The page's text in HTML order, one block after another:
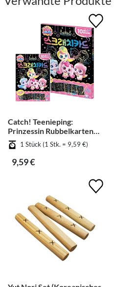
Catch! Teenieping:
Prinzessin Rubbelkarten
Staffel 6 (1Stk.)
1 Stück (1 Stk. = 9,59 €)
9,59 €